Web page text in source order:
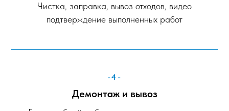
Чистка, заправка, вывоз отходов, видео
подтверждение выполненных работ
-4-
Демонтаж и вывоз